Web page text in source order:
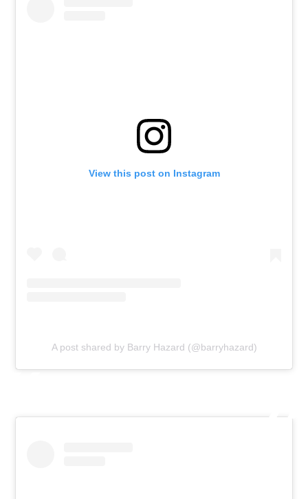
View this post on Instagram
A post shared by Barry Hazard (@barryhazard)